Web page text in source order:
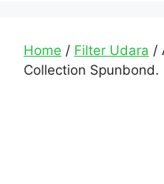
Home / Filter Udara /
Collection Spunbond.